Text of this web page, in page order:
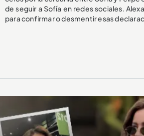
de seguir a Sofía en redes sociales.
para confirmar o desmentir esas